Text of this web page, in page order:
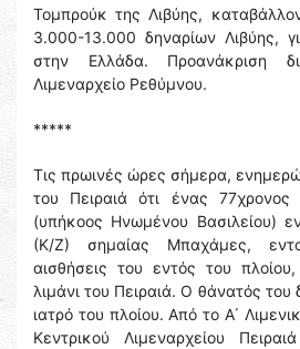
Τομπρούκ της Λιβύης,
3.000-13.000 δηναρίων Λιβύης,
στην Ελλάδα. Προανάκριση
Λιμεναρχείο Ρεθύμνου.
*****
Τις πρωινές ώρες σήμερα,
του Πειραιά ότι ένας 77χρονος
(υπήκοος Ηνωμένου Βασιλείου)
(Κ/Ζ) σημαίας Μπαχάμες,
αισθήσεις του εντός του
λιμάνι του Πειραιά. Ο θάνατός
ιατρό του πλοίου. Από το Α΄
Κεντρικού Λιμεναρχείου